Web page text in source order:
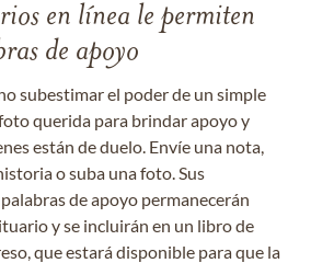
en línea le permiten
de apoyo
subestimar el poder de un simple
querida para brindar apoyo y
están de duelo. Envíe una nota,
o suba una foto. Sus
de apoyo permanecerán
y se incluirán en un libro de
que estará disponible para que la